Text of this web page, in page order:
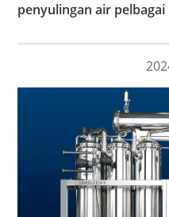
penyulingan air pelbagai